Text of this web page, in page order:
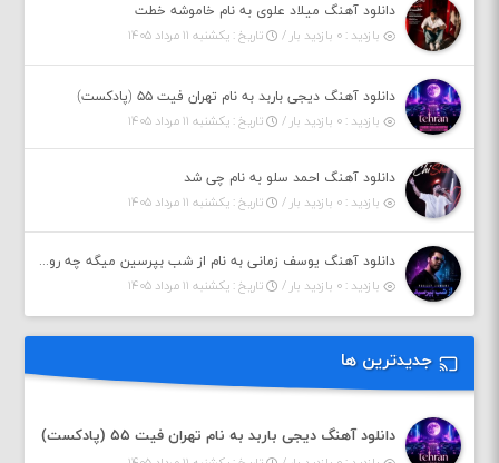
دانلود آهنگ میلاد علوی به نام خاموشه خطت
بازدید : ۰ بازدید بار /
تاریخ : یکشنبه ۱۱ مرداد ۱۴۰۵
دانلود آهنگ دیجی باربد به نام تهران فیت ۵۵ (پادکست)
بازدید : ۰ بازدید بار /
تاریخ : یکشنبه ۱۱ مرداد ۱۴۰۵
دانلود آهنگ احمد سلو به نام چی شد
بازدید : ۰ بازدید بار /
تاریخ : یکشنبه ۱۱ مرداد ۱۴۰۵
دانلود آهنگ یوسف زمانی به نام از شب بپرسین میگه چه روزگاری دارم
بازدید : ۰ بازدید بار /
تاریخ : یکشنبه ۱۱ مرداد ۱۴۰۵
جدیدترین ها
دانلود آهنگ دیجی باربد به نام تهران فیت ۵۵ (پادکست)